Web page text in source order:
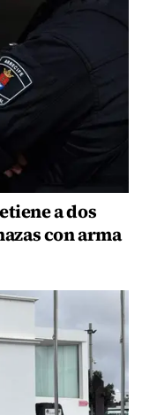
a dos
con arma